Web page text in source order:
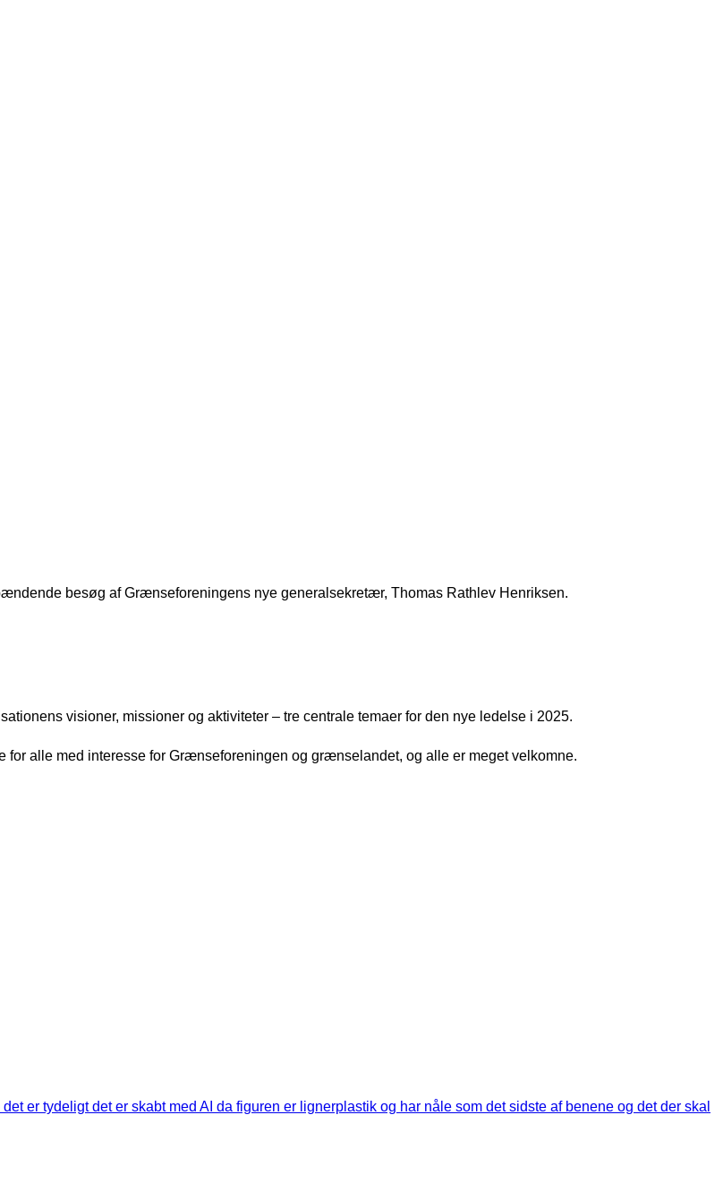
besøg af Grænseforeningens nye generalsekretær, Thomas Rathlev Henriksen.
visioner, missioner og aktiviteter – tre centrale temaer for den nye ledelse i 2025.
for alle med interesse for Grænseforeningen og grænselandet, og alle er meget velkomne.